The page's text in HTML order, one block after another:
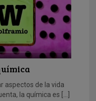
aspectos de la vida
la química es […]